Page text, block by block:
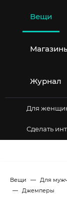
содержимому
Вещи
Журнал
Для
Сделать
Вещи Для
Джемперы